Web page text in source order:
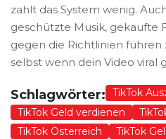
zahlt das System wenig.
geschützte Musik, gekaufte
gegen die Richtlinien führen
selbst wenn dein Video viral
Schlagwörter:
TikTok
TikTok Geld verdienen
TikTok Österreich
TikTok